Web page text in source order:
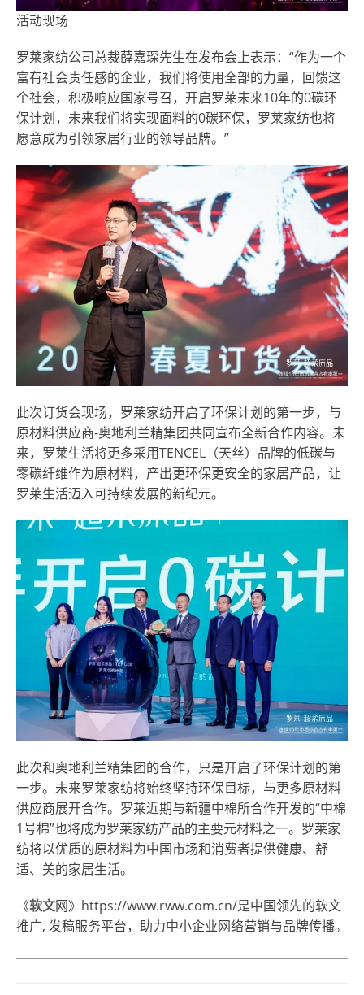
活动现场
罗莱家纺公司总裁薛嘉琛先生在发布会上表示： “作为一个
富有社会责任感的企业，我们将使用全部的力量，回馈这
个社会，积极响应国家号召，开启罗莱未来10年的0碳环
保计划，未来我们将实现面料的0碳环保，罗莱家纺也将
愿意成为引领家居行业的领导品牌。 ”
此次订货会现场，罗莱家纺开启了环保计划的第一步，与
原材料供应商-奥地利兰精集团共同宣布全新合作内容。未
来，罗莱生活将更多采用TENCEL （天丝） 品牌的低碳与
零碳纤维作为原材料，产出更环保更安全的家居产品，让
罗莱生活迈入可持续发展的新纪元。
此次和奥地利兰精集团的合作，只是开启了环保计划的第
一步。未来罗莱家纺将始终坚持环保目标，与更多原材料
供应商展开合作。罗莱近期与新疆中棉所合作开发的“中棉
1号棉”也将成为罗莱家纺产品的主要元材料之一。罗莱家
纺将以优质的原材料为中国市场和消费者提供健康、舒
适、美的家居生活。
《软文网》https://www.rww.com.cn/是中国领先的软文
推广, 发稿服务平台，助力中小企业网络营销与品牌传播。